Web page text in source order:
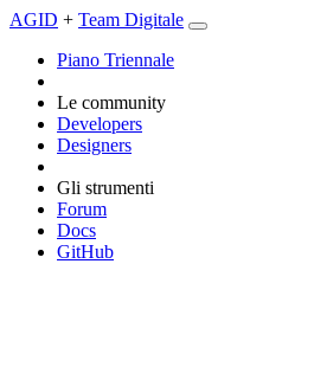
AGID + Team Digitale
Piano Triennale
Le community
Developers
Designers
Gli strumenti
Forum
Docs
GitHub